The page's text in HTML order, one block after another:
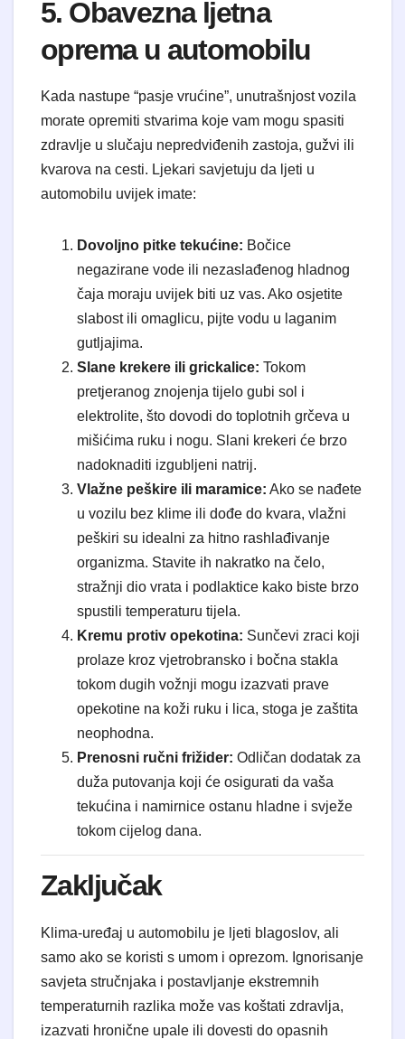
5. Obavezna ljetna
oprema u automobilu
Kada nastupe “pasje vrućine”, unutrašnjost vozila
morate opremiti stvarima koje vam mogu spasiti
zdravlje u slučaju nepredviđenih zastoja, gužvi ili
kvarova na cesti. Ljekari savjetuju da ljeti u
automobilu uvijek imate:
Dovoljno pitke tekućine: Bočice
negazirane vode ili nezaslađenog hladnog
čaja moraju uvijek biti uz vas. Ako osjetite
slabost ili omaglicu, pijte vodu u laganim
gutljajima.
Slane krekere ili grickalice: Tokom
pretjeranog znojenja tijelo gubi sol i
elektrolite, što dovodi do toplotnih grčeva u
mišićima ruku i nogu. Slani krekeri će brzo
nadoknaditi izgubljeni natrij.
Vlažne peškire ili maramice: Ako se nađete
u vozilu bez klime ili dođe do kvara, vlažni
peškiri su idealni za hitno rashlađivanje
organizma. Stavite ih nakratko na čelo,
stražnji dio vrata i podlaktice kako biste brzo
spustili temperaturu tijela.
Kremu protiv opekotina: Sunčevi zraci koji
prolaze kroz vjetrobransko i bočna stakla
tokom dugih vožnji mogu izazvati prave
opekotine na koži ruku i lica, stoga je zaštita
neophodna.
Prenosni ručni frižider: Odličan dodatak za
duža putovanja koji će osigurati da vaša
tekućina i namirnice ostanu hladne i svježe
tokom cijelog dana.
Zaključak
Klima-uređaj u automobilu je ljeti blagoslov, ali
samo ako se koristi s umom i oprezom. Ignorisanje
savjeta stručnjaka i postavljanje ekstremnih
temperaturnih razlika može vas koštati zdravlja,
izazvati hronične upale ili dovesti do opasnih